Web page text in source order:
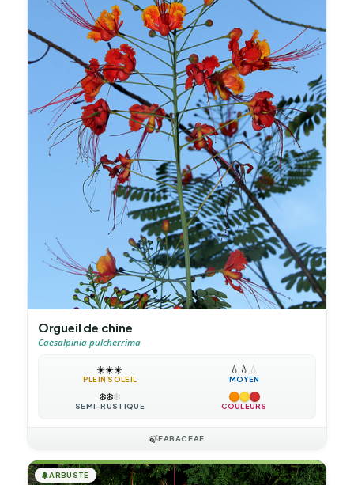
Orgueil de chine
Caesalpinia pulcherrima
☀️☀️☀️
PLEIN SOLEIL
💧 💧 💧
MOYEN
❄️❄️❄️
SEMI-RUSTIQUE COULEURS
🍃FABACEAE
🌲ARBUSTE